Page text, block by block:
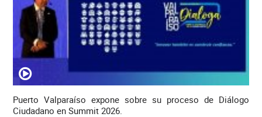
Puerto Valparaíso expone sobre su proceso de Diálogo
Ciudadano en Summit 2026.